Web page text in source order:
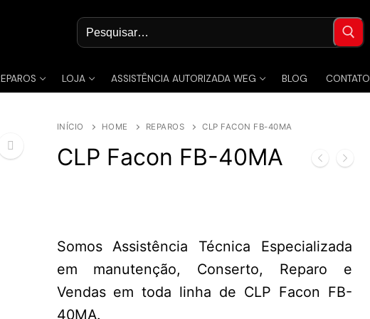
Pesquisar
por:
LOJA ASSISTÊNCIA AUTORIZADA WEG BLOG CONTATO
INÍCIO HOME REPAROS CLP FACON FB-40MA
CLP Facon FB-40MA
Somos Assistência Técnica Especializada
em manutenção, Conserto, Reparo e
Vendas em toda linha de CLP Facon FB-
40MA.